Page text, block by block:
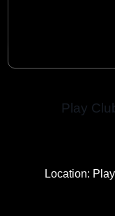
Play
Location: